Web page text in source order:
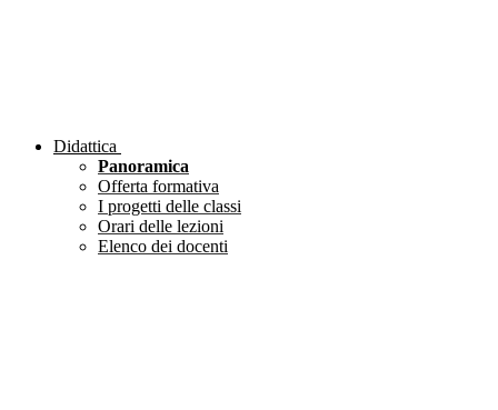
Didattica
Panoramica
Offerta formativa
I progetti delle classi
Orari delle lezioni
Elenco dei docenti